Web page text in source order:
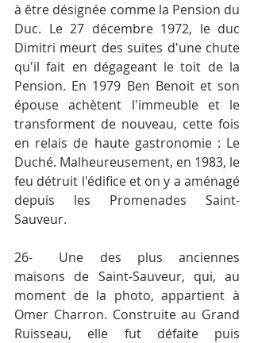
à être désignée comme la Pension du
Duc. Le 27 décembre 1972, le duc
Dimitri meurt des suites d'une chute
qu'il fait en dégageant le toit de la
Pension. En 1979 Ben Benoit et son
épouse achètent l'immeuble et le
transforment de nouveau, cette fois
en relais de haute gastronomie : Le
Duché. Malheureusement, en 1983, le
feu détruit l'édifice et on y a aménagé
depuis les Promenades Saint-
Sauveur.
26-	Une des plus anciennes
maisons de Saint-Sauveur, qui, au
moment de la photo, appartient à
Omer Charron. Construite au Grand
Ruisseau, elle fut défaite puis